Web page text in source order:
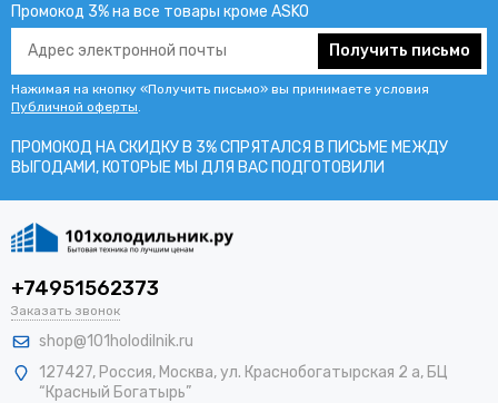
Промокод 3% на все товары кроме ASKO
Получить письмо
Нажимая на кнопку «Получить письмо» вы принимаете условия
Публичной оферты
ПРОМОКОД НА СКИДКУ В 3% СПРЯТАЛСЯ В ПИCЬМЕ МЕЖДУ
ВЫГОДАМИ, КОТОРЫЕ МЫ ДЛЯ ВАС ПОДГОТОВИЛИ
+74951562373
Заказать звонок
shop@101holodilnik.ru
127427, Россия, Москва,ул. Краснобогатырская 2 а, БЦ
“Красный Богатырь”